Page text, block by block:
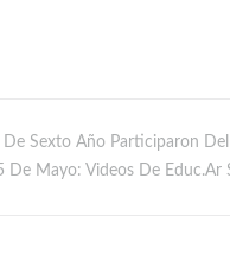
Sexto Año Participaron
De Mayo: Videos De Educ.ar